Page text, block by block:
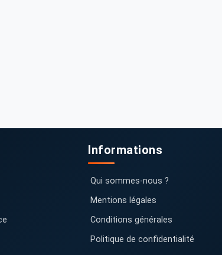
Informations
Qui sommes-nous ?
Mentions légales
Conditions générales
Politique de confidentialité